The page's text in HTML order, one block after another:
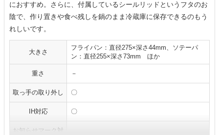
におすすめ。さらに、付属しているシールリッドというフタのお
陰で、作り置きや食べ残しを鍋のまま冷蔵庫に保存できるのもう
れしいです。
大きさ
フライパン：直径275×深さ44mm、ソテーパ
ン：直径255×深さ73mm ほか
重さ －
取っ手の取り外し 〇
IH対応 〇
お知らせマーク対